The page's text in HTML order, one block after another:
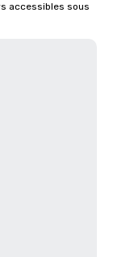
accessibles sous